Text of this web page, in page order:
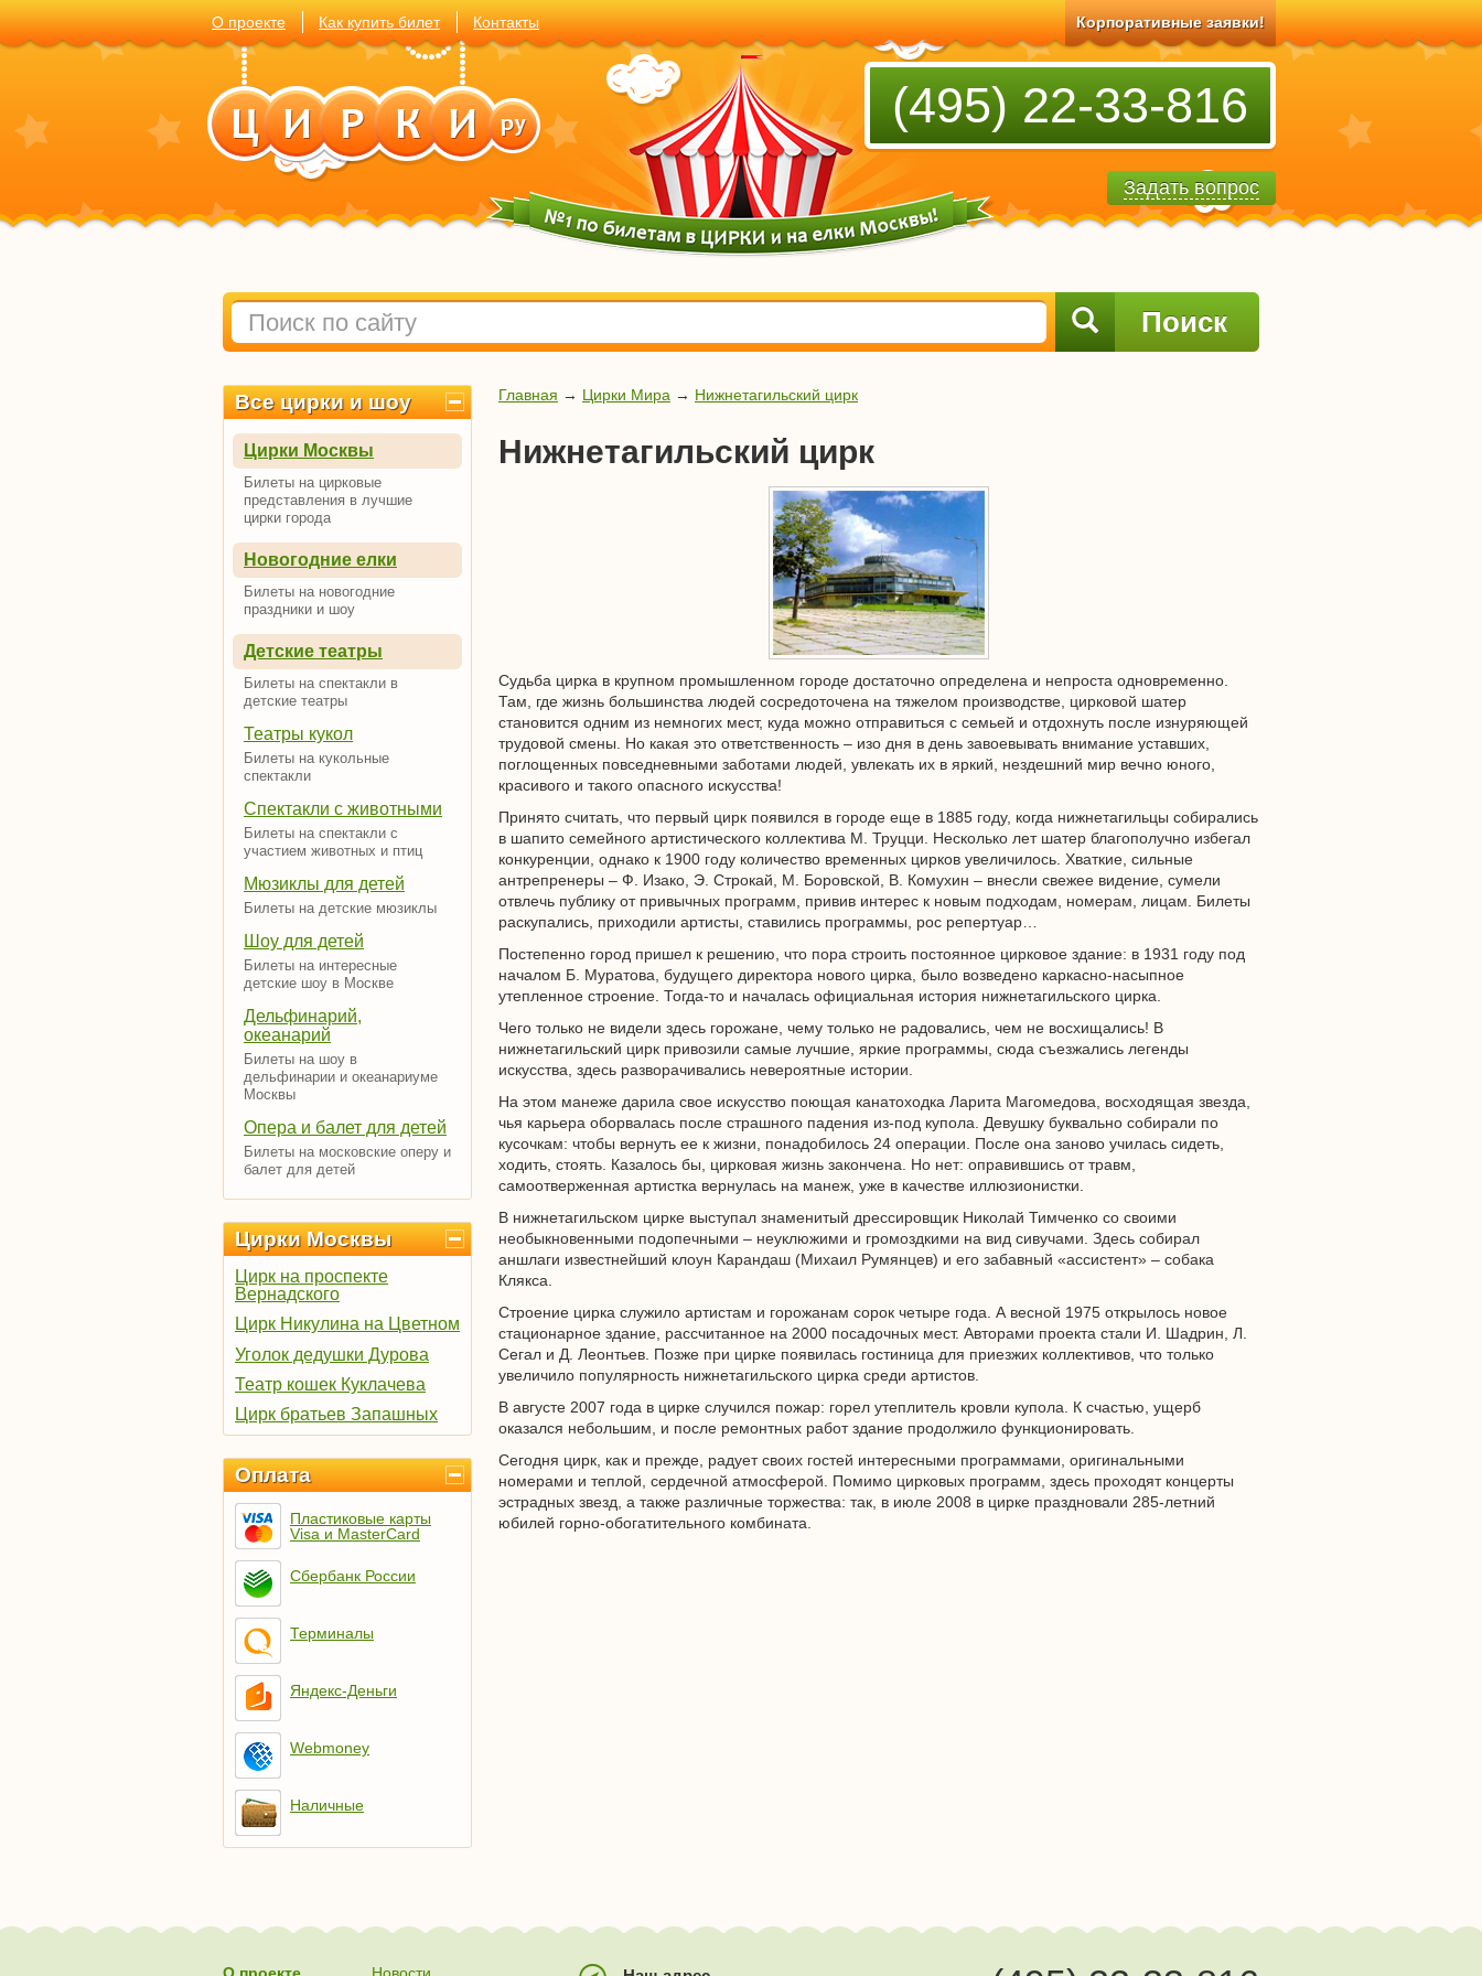
О проекте Как купить билет Контакты Корпоративные заявки!
(495) 22-33-816
Задать вопрос
Поиск
Все цирки и шоу
Цирки Москвы
Билеты на цирковые
представления в лучшие
цирки города
Новогодние елки
Билеты на новогодние
праздники и шоу
Детские театры
Билеты на спектакли в
детские театры
Театры кукол
Билеты на кукольные
спектакли
Спектакли с животными
Билеты на спектакли с
участием животных и птиц
Мюзиклы для детей
Билеты на детские мюзиклы
Шоу для детей
Билеты на интересные
детские шоу в Москве
Дельфинарий,
океанарий
Билеты на шоу в
дельфинарии и океанариуме
Москвы
Опера и балет для детей
Билеты на московские оперу и
балет для детей
Цирки Москвы
Цирк на проспекте
Вернадского
Цирк Никулина на Цветном
Уголок дедушки Дурова
Театр кошек Куклачева
Цирк братьев Запашных
Оплата
Пластиковые карты
Visa и MasterCard
Сбербанк России
Терминалы
Яндекс-Деньги
Webmoney
Наличные
Главная → Цирки Мира → Нижнетагильский цирк
Нижнетагильский цирк
Судьба цирка в крупном промышленном городе достаточно определена и непроста одновременно.
Там, где жизнь большинства людей сосредоточена на тяжелом производстве, цирковой шатер
становится одним из немногих мест, куда можно отправиться с семьей и отдохнуть после изнуряющей
трудовой смены. Но какая это ответственность – изо дня в день завоевывать внимание уставших,
поглощенных повседневными заботами людей, увлекать их в яркий, нездешний мир вечно юного,
красивого и такого опасного искусства!
Принято считать, что первый цирк появился в городе еще в 1885 году, когда нижнетагильцы собирались
в шапито семейного артистического коллектива М. Труцци. Несколько лет шатер благополучно избегал
конкуренции, однако к 1900 году количество временных цирков увеличилось. Хваткие, сильные
антрепренеры – Ф. Изако, Э. Строкай, М. Боровской, В. Комухин – внесли свежее видение, сумели
отвлечь публику от привычных программ, привив интерес к новым подходам, номерам, лицам. Билеты
раскупались, приходили артисты, ставились программы, рос репертуар…
Постепенно город пришел к решению, что пора строить постоянное цирковое здание: в 1931 году под
началом Б. Муратова, будущего директора нового цирка, было возведено каркасно-насыпное
утепленное строение. Тогда-то и началась официальная история нижнетагильского цирка.
Чего только не видели здесь горожане, чему только не радовались, чем не восхищались! В
нижнетагильский цирк привозили самые лучшие, яркие программы, сюда съезжались легенды
искусства, здесь разворачивались невероятные истории.
На этом манеже дарила свое искусство поющая канатоходка Ларита Магомедова, восходящая звезда,
чья карьера оборвалась после страшного падения из-под купола. Девушку буквально собирали по
кусочкам: чтобы вернуть ее к жизни, понадобилось 24 операции. После она заново училась сидеть,
ходить, стоять. Казалось бы, цирковая жизнь закончена. Но нет: оправившись от травм,
самоотверженная артистка вернулась на манеж, уже в качестве иллюзионистки.
В нижнетагильском цирке выступал знаменитый дрессировщик Николай Тимченко со своими
необыкновенными подопечными – неуклюжими и громоздкими на вид сивучами. Здесь собирал
аншлаги известнейший клоун Карандаш (Михаил Румянцев) и его забавный «ассистент» – собака
Клякса.
Строение цирка служило артистам и горожанам сорок четыре года. А весной 1975 открылось новое
стационарное здание, рассчитанное на 2000 посадочных мест. Авторами проекта стали И. Шадрин, Л.
Сегал и Д. Леонтьев. Позже при цирке появилась гостиница для приезжих коллективов, что только
увеличило популярность нижнетагильского цирка среди артистов.
В августе 2007 года в цирке случился пожар: горел утеплитель кровли купола. К счастью, ущерб
оказался небольшим, и после ремонтных работ здание продолжило функционировать.
Сегодня цирк, как и прежде, радует своих гостей интересными программами, оригинальными
номерами и теплой, сердечной атмосферой. Помимо цирковых программ, здесь проходят концерты
эстрадных звезд, а также различные торжества: так, в июле 2008 в цирке праздновали 285-летний
юбилей горно-обогатительного комбината.